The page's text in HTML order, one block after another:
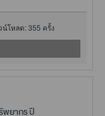
น์โหลด:355 ครั้ง
พยากร ปี